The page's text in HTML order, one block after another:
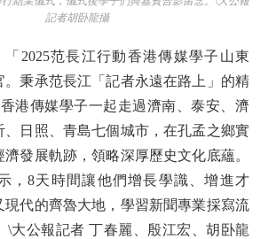
記者胡卧龍攝
范長江行動香港傳媒學子山東
。秉承范長江「記者永遠在路上」的精
港傳媒學子一起走過濟南、泰安、濟
、日照、青島七個城市，在孔孟之鄉實
發展軌跡，領略深厚歷史文化底蘊。
，8天時間讓他們增長學識、增進才
現代的齊魯大地，學習新聞專業採寫流
\大公報記者 丁春麗、殷江宏、胡卧龍